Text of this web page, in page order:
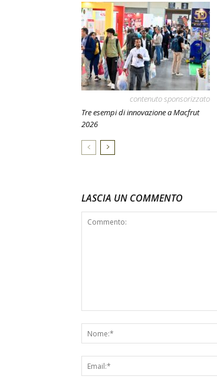
contenuto sponsorizzato
Tre esempi di innovazione a Macfrut
2026
LASCIA UN COMMENTO